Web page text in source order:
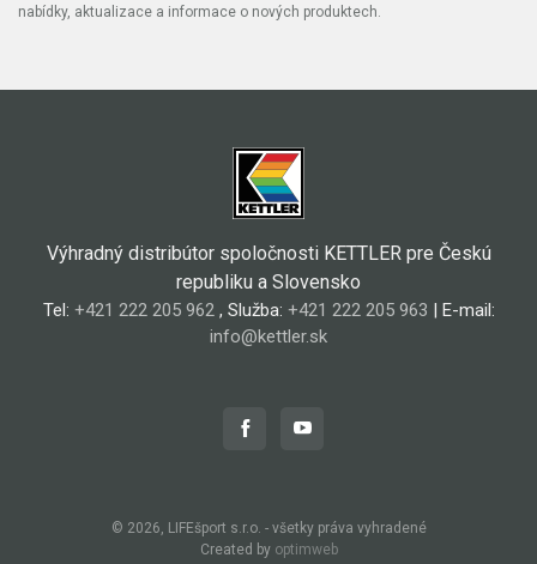
nabídky, aktualizace a informace o nových produktech.
Výhradný distribútor spoločnosti KETTLER pre Českú
republiku a Slovensko
Tel: +421 222 205 962, Služba: +421 222 205 963 | E-mail:
info@kettler.sk
© 2026, LIFEšport s.r.o. - všetky práva vyhradené
Created by optimweb